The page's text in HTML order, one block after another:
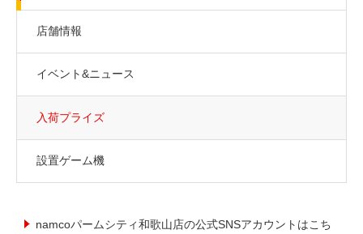
店舗情報
イベント&ニュース
入荷プライズ
設置ゲーム機
namcoパームシティ和歌山店の公式SNSアカウントはこち